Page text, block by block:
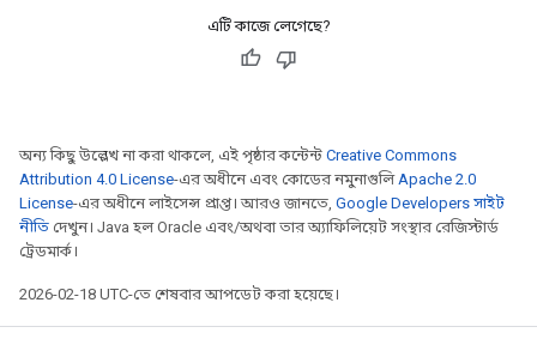
এটি কাজে লেগেছে?
অন্য কিছু উল্লেখ না করা থাকলে, এই পৃষ্ঠার কন্টেন্ট Creative Commons
Attribution 4.0 License-এর অধীনে এবং কোডের নমুনাগুলিApache 2.0
License-এর অধীনে লাইসেন্স প্রাপ্ত। আরও জানতে, Google Developers সাইট
নীতি দেখুন। Java হল Oracle এবং/অথবা তার অ্যাফিলিয়েট সংস্থার রেজিস্টার্ড
ট্রেডমার্ক।
2026-02-18 UTC-তে শেষবার আপডেট করা হয়েছে।